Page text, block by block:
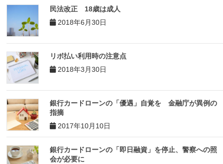
民法改正 18歳は成人
2018年6月30日
リボ払い利用時の注意点
2018年3月30日
銀行カードローンの「優遇」自覚を 金融庁が異例の
指摘
2017年10月10日
銀行カードローンの「即日融資」を停止、警察への照
会が必要に